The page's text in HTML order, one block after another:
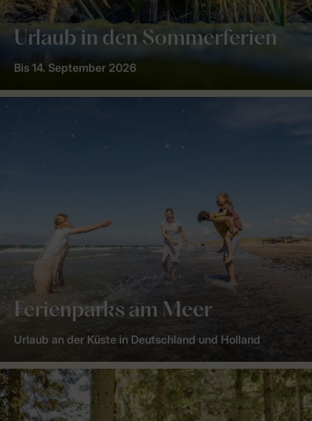
Urlaub in den Sommerferien
Bis 14. September 2026
Ferienparks am Meer
Urlaub an der Küste in Deutschland und Holland